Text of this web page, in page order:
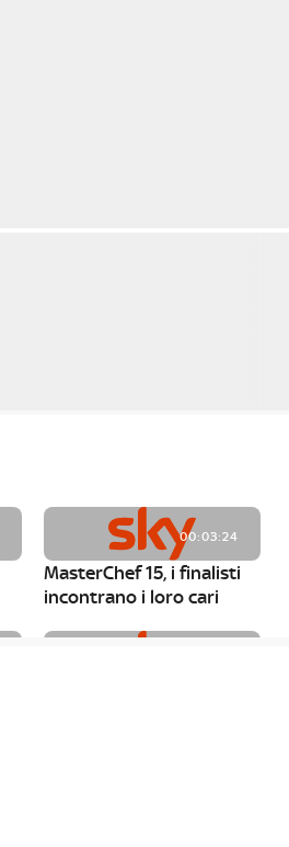
00:03:24
MasterChef 15, i finalisti
incontrano i loro cari